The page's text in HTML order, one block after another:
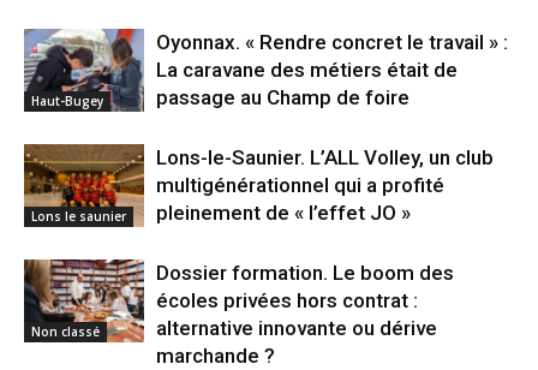
Haut-Bugey
Oyonnax. « Rendre concret le travail » :
La caravane des métiers était de
passage au Champ de foire
Lons le saunier
Lons-le-Saunier. L’ALL Volley, un club
multigénérationnel qui a profité
pleinement de « l’effet JO »
Non classé
Dossier formation. Le boom des
écoles privées hors contrat :
alternative innovante ou dérive
marchande ?